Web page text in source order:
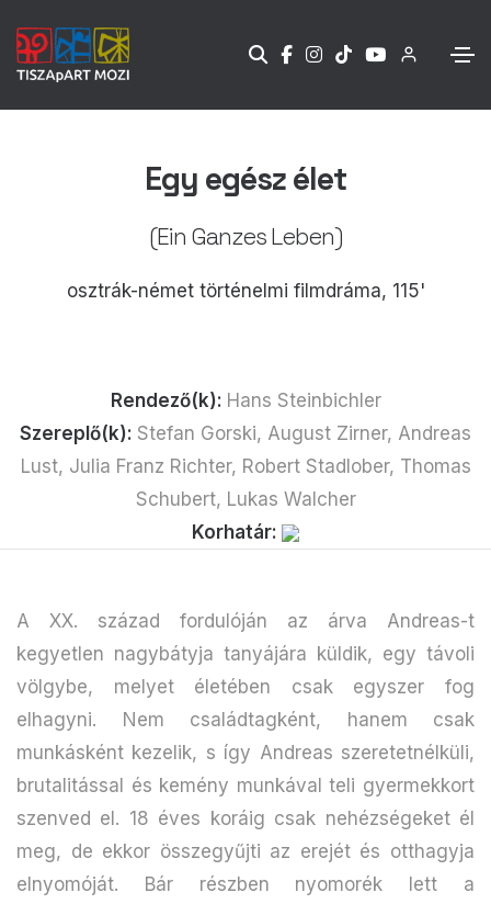
Egy egész élet
(Ein Ganzes Leben)
osztrák-német történelmi filmdráma, 115'
Rendező(k): Hans Steinbichler
Szereplő(k): Stefan Gorski, August Zirner, Andreas
Lust, Julia Franz Richter, Robert Stadlober, Thomas
Schubert, Lukas Walcher
Korhatár:
A XX. század fordulóján az árva Andreas-t
kegyetlen nagybátyja tanyájára küldik, egy távoli
völgybe, melyet életében csak egyszer fog
elhagyni. Nem családtagként, hanem csak
munkásként kezelik, s így Andreas szeretetnélküli,
brutalitással és kemény munkával teli gyermekkort
szenved el. 18 éves koráig csak nehézségeket él
meg, de ekkor összegyűjti az erejét és otthagyja
elnyomóját. Bár részben nyomorék lett a